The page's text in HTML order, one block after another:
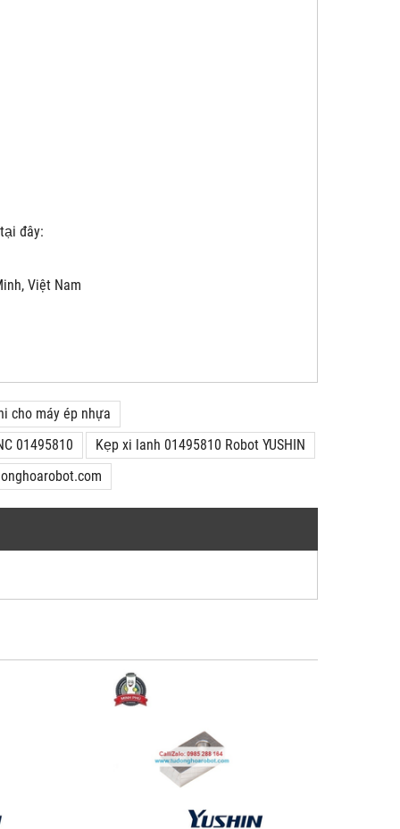
đây:
Việt Nam
cho máy ép nhựa
01495810
Kẹp xi lanh 01495810 Robot YUSHIN